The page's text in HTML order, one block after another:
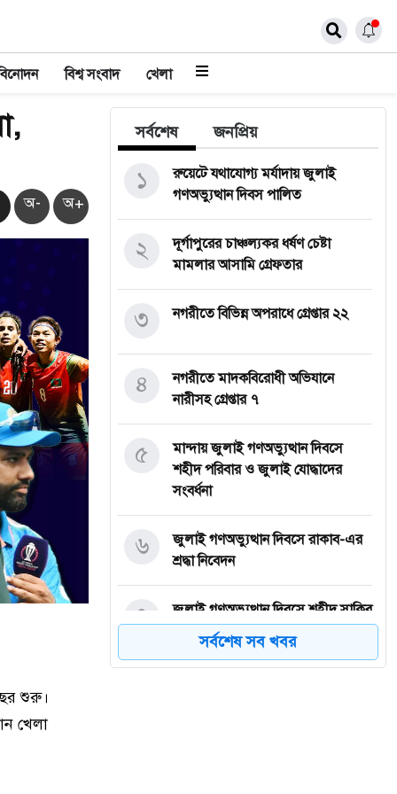
বিশ্ব সংবাদ খেলা
অ- অ+
শুরু।
খেলা
সর্বশেষ জনপ্রিয়
রুয়েটে যথাযোগ্য মর্যাদায় জুলাই
গণঅভ্যুত্থান দিবস পালিত
১
দূর্গাপুরের চাঞ্চল্যকর ধর্ষণ চেষ্টা
মামলার আসামি গ্রেফতার
২
নগরীতে বিভিন্ন অপরাধে গ্রেপ্তার ২২
৩
নগরীতে মাদকবিরোধী অভিযানে
নারীসহ গ্রেপ্তার ৭
৪
মান্দায় জুলাই গণঅভ্যুত্থান দিবসে
শহীদ পরিবার ও জুলাই যোদ্ধাদের
সংবর্ধনা
৫
জুলাই গণঅভ্যুত্থান দিবসে রাকাব-এর
শ্রদ্ধা নিবেদন
৬
জুলাই গণঅভ্যুত্থান দিবসে শহীদ সাকিব
আঞ্জুমানের কবর জিয়ারত
৭
সর্বশেষ সব খবর